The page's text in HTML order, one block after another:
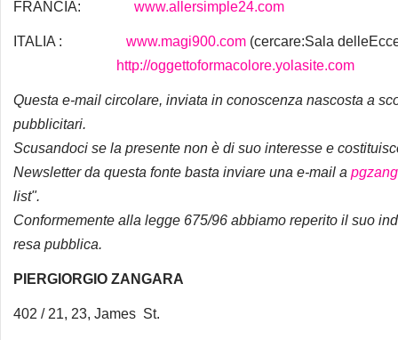
FRANCIA: www.allersimple24.com
ITALIA : www.magi900.com (cercare:Sala
http://oggettoformacolore.yolasite.com
Questa e-mail circolare, inviata in conoscenza nascosta a
pubblicitari.
Scusandoci se la presente non è di suo interesse e
Newsletter da questa fonte basta inviare una e-mail a
list".
Conformemente alla legge 675/96 abbiamo reperito il suo
resa pubblica.
PIERGIORGIO ZANGARA
402 / 21, 23, James St.